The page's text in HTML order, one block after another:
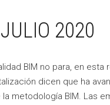
2020
BIM no para, en
dicen que ha
metodología BIM. Las